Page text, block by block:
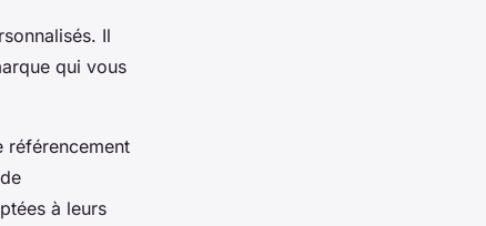
Il
qui vous
référencement
à leurs